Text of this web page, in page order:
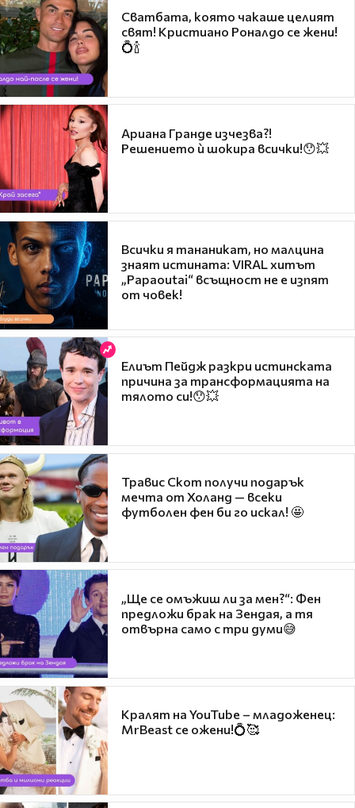
Сватбата, която чакаше целият
свят! Кристиано Роналдо се жени!
💍🍾
Ариана Гранде изчезва?!
Решението ѝ шокира всички!😯💥
Всички я тананикат, но малцина
знаят истината: VIRAL хитът
„Papaoutai“ всъщност не е изпят
от човек!
Елиът Пейдж разкри истинската
причина за трансформацията на
тялото си!😯💥
Травис Скот получи подарък
мечта от Холанд — всеки
футболен фен би го искал! 🤩
„Ще се омъжиш ли за мен?“: Фен
предложи брак на Зендая, а тя
отвърна само с три думи😅
Кралят на YouTube – младоженец:
MrBeast се ожени!💍🥰